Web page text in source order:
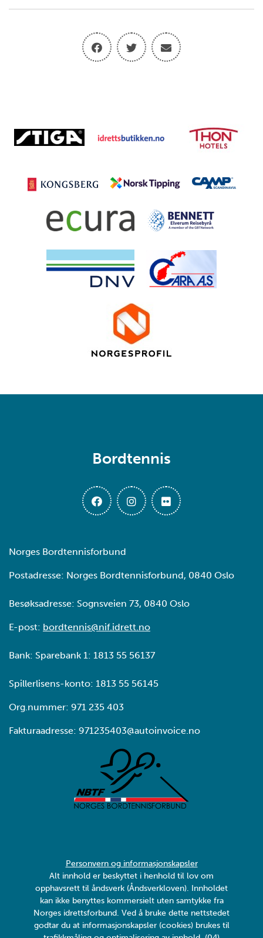
Bordtennis
Norges Bordtennisforbund
Postadresse: Norges Bordtennisforbund, 0840 Oslo
Besøksadresse: Sognsveien 73, 0840 Oslo
E-post: bordtennis@nif.idrett.no
Bank: Sparebank 1: 1813 55 56137
Spillerlisens-konto: 1813 55 56145
Org.nummer: 971 235 403
Fakturaadresse: 971235403@autoinvoice.no
Personvern og informasjonskapsler
Alt innhold er beskyttet i henhold til lov om
opphavsrett til åndsverk (Åndsverkloven). Innholdet
kan ikke benyttes kommersielt uten samtykke fra
Norges idrettsforbund. Ved å bruke dette nettstedet
godtar du at informasjonskapsler (cookies) brukes til